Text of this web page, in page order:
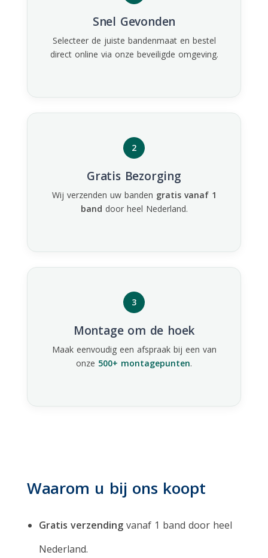
Snel Gevonden
Selecteer de juiste bandenmaat en bestel
direct online via onze beveiligde omgeving.
2
Gratis Bezorging
Wij verzenden uw banden gratis vanaf 1
band door heel Nederland.
3
Montage om de hoek
Maak eenvoudig een afspraak bij een van
onze 500+ montagepunten.
Waarom u bij ons koopt
Gratis verzendingvanaf 1 band door heel
Nederland.